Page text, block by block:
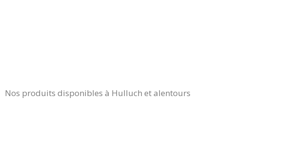
Nos produits disponibles à Hulluch et alentours